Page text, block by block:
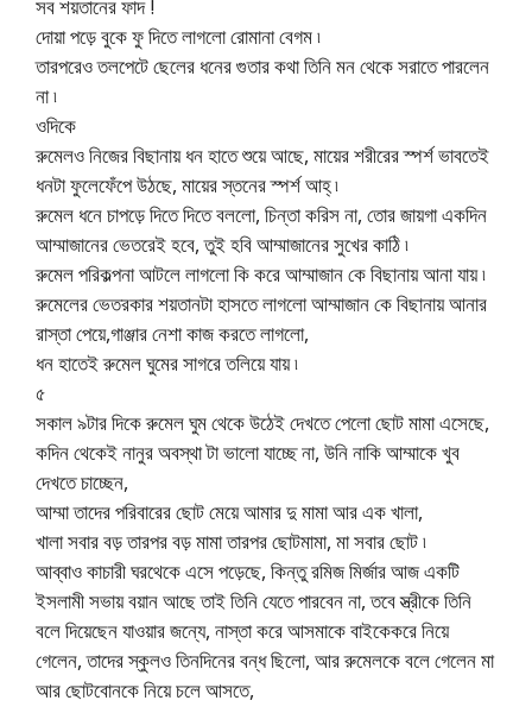
সব শয়তানের ফাদ !
দোয়া পড়ে বুকে ফু দিতে লাগলো রোমানা বেগম ৷
তারপরেও তলপেটে ছেলের ধনের গুতার কথা তিনি মন থেকে সরাতে পারলেন
না ৷
ওদিকে
রুমেলও নিজের বিছানায় ধন হাতে শুয়ে আছে, মায়ের শরীরের স্পর্শ ভাবতেই
ধনটা ফুলেফেঁপে উঠছে, মায়ের স্তনের স্পর্শ আহ্ ৷
রুমেল ধনে চাপড়ে দিতে দিতে বললো, চিন্তা করিস না, তোর জায়গা একদিন
আম্মাজানের ভেতরেই হবে, তুই হবি আম্মাজানের সুখের কাঠি ৷
রুমেল পরিকল্পনা আটলে লাগলো কি করে আম্মাজান কে বিছানায় আনা যায় ৷
রুমেলের ভেতরকার শয়তানটা হাসতে লাগলো আম্মাজান কে বিছানায় আনার
রাস্তা পেয়ে,গাঞ্জার নেশা কাজ করতে লাগলো,
ধন হাতেই রুমেল ঘুমের সাগরে তলিয়ে যায় ৷
৫
সকাল ৯টার দিকে রুমেল ঘুম থেকে উঠেই দেখতে পেলো ছোট মামা এসেছে,
কদিন থেকেই নানুর অবস্থা টা ভালো যাচ্ছে না, উনি নাকি আম্মাকে খুব
দেখতে চাচ্ছেন,
আম্মা তাদের পরিবারের ছোট মেয়ে আমার দু মামা আর এক খালা,
খালা সবার বড় তারপর বড় মামা তারপর ছোটমামা, মা সবার ছোট ৷
আব্বাও কাচারী ঘরথেকে এসে পড়েছে, কিন্তু রমিজ মির্জার আজ একটি
ইসলামী সভায় বয়ান আছে তাই তিনি যেতে পারবেন না, তবে স্ত্রীকে তিনি
বলে দিয়েছেন যাওয়ার জন্যে, নাস্তা করে আসমাকে বাইকেকরে নিয়ে
গেলেন, তাদের স্কুলও তিনদিনের বন্ধ ছিলো, আর রুমেলকে বলে গেলেন মা
আর ছোটবোনকে নিয়ে চলে আসতে,